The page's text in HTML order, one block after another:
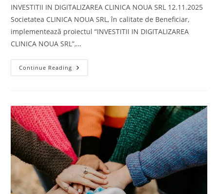
INVESTITII IN DIGITALIZAREA CLINICA NOUA SRL 12.11.2025
Societatea CLINICA NOUA SRL, în calitate de Beneficiar,
implementează proiectul “INVESTITII IN DIGITALIZAREA
CLINICA NOUA SRL”,…
Continue Reading